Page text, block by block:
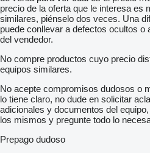
precio de la oferta que le interesa es
similares, piénselo dos veces. Una
puede conllevar a defectos ocultos o
del vendedor.
No compre productos cuyo precio
equipos similares.
No acepte compromisos dudosos o
lo tiene claro, no dude en solicitar
adicionales y documentos del
los mismos y pregunte todo lo
Prepago dudoso